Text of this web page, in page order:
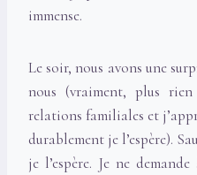
immense.
Le soir, nous avons une
nous (vraiment, plus
relations familiales et
durablement je l’espère).
je l’espère. Je ne